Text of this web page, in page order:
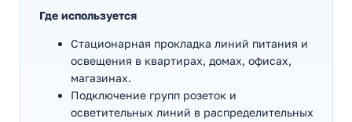
Где используется
Стационарная прокладка линий питания и
освещения в квартирах, домах, офисах,
магазинах.
Подключение групп розеток и
осветительных линий в распределительных